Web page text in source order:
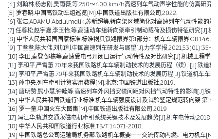
[4] 刘翰林,杨志刚,吴雨薇,等.250～400 km/h高速列车气动声学性能的仿真研究
[5] 罗春晓.中国高铁动车组巡览[M].中国铁道出版社有限公司,2022.
[6] 张洁,ADAMU Abdulmalik,苏新超等.转向架区域简化对高速列车气动性能的
[7] 任尊松,赵宇嘉,李玉怡,等.高速动车组转向架牵引制动载荷及损伤特征研究[J].机
[8] 中华人民共和国国家标准.标准锅具铁路限界第1部分：机车车辆限界.GB
[9] 丁叁叁,陈大伟,刘加利.中国高速列车研发与展望[J].力学学报,2021,53(01):35-
[10] 李田,秦登,邹栋等.高速受电弓开闭口运行气动特性及对比研究[J].机械工程学
[11] 李和平,严霄蕙.70年来我国铁路机车车辆制动技术的发展历程（续）[J].铁道
[12] 李和平,严霄蕙.70年来我国铁路机车车辆制动技术的发展历程[J].铁道机车车
[13] 孙中央.列车牵引计算实用教程[M].北京:中国铁道出版社,2019.
[14] 唐明赞,熊小慧,钟睦等.高速列车外风挡安装间距对风挡气动特性的影响[J].铁
[15] 中华人民共和国铁道行业标准.机车车辆强度设计及试验鉴定规范转向架 第1
[16] 罗一童.中国火车大图集[M].中国铁道出版社有限公司,2019
[17] 冯江华.轨道交通永磁电机牵引系统关键技术及发展趋势[J].机车电传动
[18] 中华人民共和国铁道行业标准.TB/T 1407.1-2018.
[19] 中国铁路总公司运输局机务部.铁路机车概要——交流传动内燃、电力机车[M].